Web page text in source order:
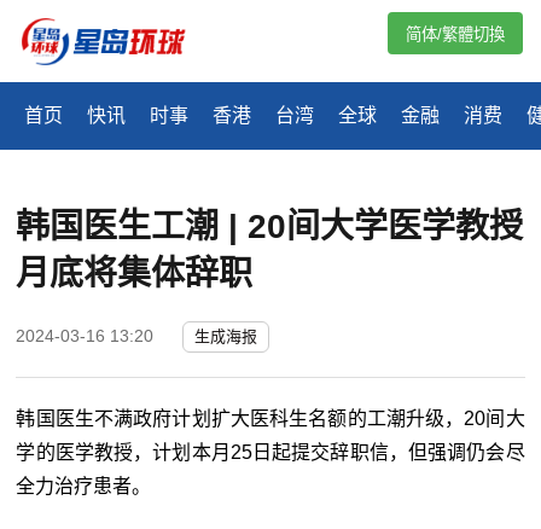
首页 快讯 时事 香港 台湾 全球 金融 消费
简体/繁體切換
韩国医生工潮 | 20间大学医学教授
月底将集体辞职
2024-03-16 13:20 生成海报
韩国医生不满政府计划扩大医科生名额的工潮升级，20间大
学的医学教授，计划本月25日起提交辞职信，但强调仍会尽
全力治疗患者。